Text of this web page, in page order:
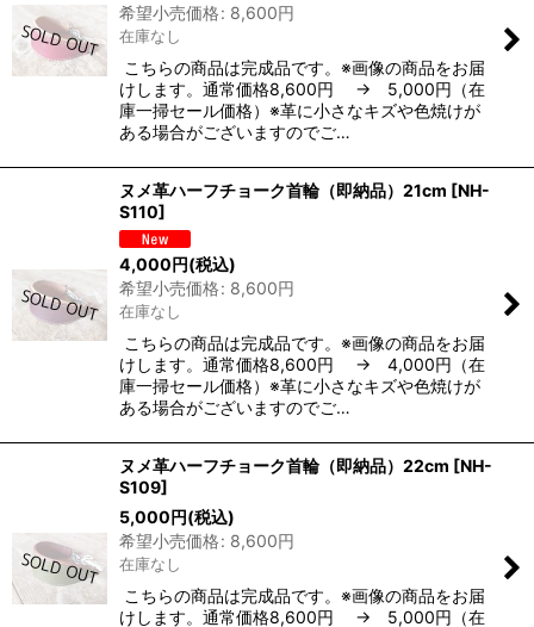
希望小売価格: 8,600円
在庫なし
こちらの商品は完成品です。※画像の商品をお届
けします。通常価格8,600円 → 5,000円（在
庫一掃セール価格）※革に小さなキズや色焼けが
ある場合がございますのでご…
ヌメ革ハーフチョーク首輪（即納品）21cm [NH-
S110]
4,000円(税込)
希望小売価格: 8,600円
在庫なし
こちらの商品は完成品です。※画像の商品をお届
けします。通常価格8,600円 → 4,000円（在
庫一掃セール価格）※革に小さなキズや色焼けが
ある場合がございますのでご…
ヌメ革ハーフチョーク首輪（即納品）22cm [NH-
S109]
5,000円(税込)
希望小売価格: 8,600円
在庫なし
こちらの商品は完成品です。※画像の商品をお届
けします。通常価格8,600円 → 5,000円（在